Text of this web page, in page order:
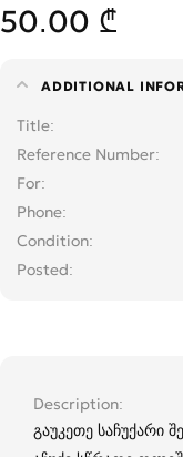
50.00 ₾
ADDITIONAL
Title
Reference Number
For
Phone
Condition
Posted
Description
გაუკეთე საჩუქარი